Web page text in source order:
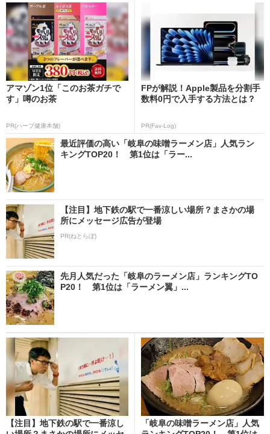
アマゾン1位「このお茶ガチで
す」噂のお茶
PR(ハーブ健康本舗)
FPが解説！Apple製品を分割手
数料0円で入手する方法とは？
PR(Fav-Log)
最近評価の高い「岐阜の味噌ラーメン店」人気ラン
キングTOP20！ 第1位は「ラー...
【注目】地下鉄の駅で一番涼しい場所？まさかの場
所にメッセージ広告が登場
PR(ねとらぼ)
先月人気だった「岐阜のラーメン店」ランキングTO
P20！ 第1位は「ラーメン翼」...
【注目】地下鉄の駅で一番涼し
「岐阜の味噌ラーメン店」人気